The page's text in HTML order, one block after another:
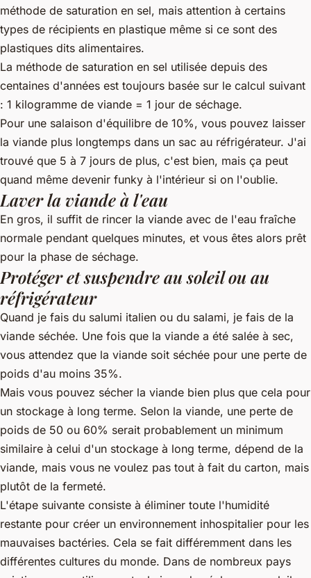
méthode de saturation en sel, mais attention à certains
types de récipients en plastique même si ce sont des
plastiques dits alimentaires.
La méthode de saturation en sel utilisée depuis des
centaines d'années est toujours basée sur le calcul suivant
: 1 kilogramme de viande = 1 jour de séchage.
Pour une salaison d'équilibre de 10%, vous pouvez laisser
la viande plus longtemps dans un sac au réfrigérateur. J'ai
trouvé que 5 à 7 jours de plus, c'est bien, mais ça peut
quand même devenir funky à l'intérieur si on l'oublie.
Laver la viande à l'eau
En gros, il suffit de rincer la viande avec de l'eau fraîche
normale pendant quelques minutes, et vous êtes alors prêt
pour la phase de séchage.
Protéger et suspendre au soleil ou au
réfrigérateur
Quand je fais du salumi italien ou du salami, je fais de la
viande séchée. Une fois que la viande a été salée à sec,
vous attendez que la viande soit séchée pour une perte de
poids d'au moins 35%.
Mais vous pouvez sécher la viande bien plus que cela pour
un stockage à long terme. Selon la viande, une perte de
poids de 50 ou 60% serait probablement un minimum
similaire à celui d'un stockage à long terme, dépend de la
viande, mais vous ne voulez pas tout à fait du carton, mais
plutôt de la fermeté.
L'étape suivante consiste à éliminer toute l'humidité
restante pour créer un environnement inhospitalier pour les
mauvaises bactéries. Cela se fait différemment dans les
différentes cultures du monde. Dans de nombreux pays